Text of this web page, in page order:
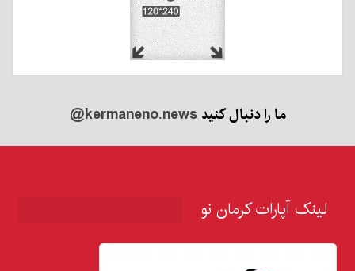
ما را دنبال کنید@kermaneno.news
لینک آپارات کرمان نو